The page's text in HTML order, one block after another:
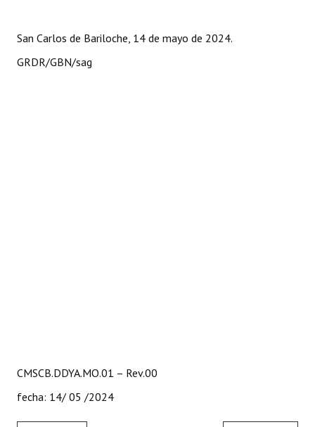
San Carlos de Bariloche, 14 de mayo de 2024.
GRDR/GBN/sag
CMSCB.DDYA.MO.01 – Rev.00
fecha: 14/ 05 /2024